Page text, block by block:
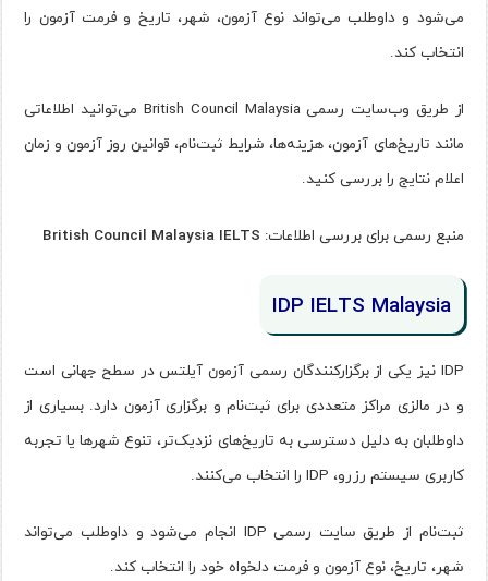
می‌شود و داوطلب می‌تواند نوع آزمون، شهر، تاریخ و فرمت آزمون را
انتخاب کند.
از طریق وب‌سایت رسمی British Council Malaysia می‌توانید اطلاعاتی
مانند تاریخ‌های آزمون، هزینه‌ها، شرایط ثبت‌نام، قوانین روز آزمون و زمان
اعلام نتایج را بررسی کنید.
منبع رسمی برای بررسی اطلاعات: British Council Malaysia IELTS
IDP IELTS Malaysia
IDP نیز یکی از برگزارکنندگان رسمی آزمون آیلتس در سطح جهانی است
و در مالزی مراکز متعددی برای ثبت‌نام و برگزاری آزمون دارد. بسیاری از
داوطلبان به دلیل دسترسی به تاریخ‌های نزدیک‌تر، تنوع شهرها یا تجربه
کاربری سیستم رزرو، IDP را انتخاب می‌کنند.
ثبت‌نام از طریق سایت رسمی IDP انجام می‌شود و داوطلب می‌تواند
شهر، تاریخ، نوع آزمون و فرمت دلخواه خود را انتخاب کند.